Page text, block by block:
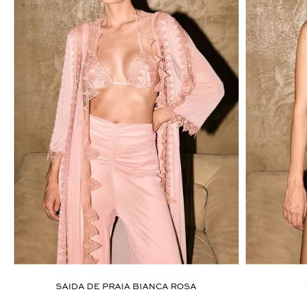
SAIDA DE PRAIA BIANCA ROSA